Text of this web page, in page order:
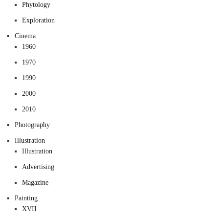
Phytology
Exploration
Cinema
1960
1970
1990
2000
2010
Photography
Illustration
Illustration
Advertising
Magazine
Painting
XVII